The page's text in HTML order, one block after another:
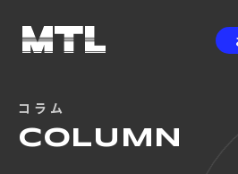
企業情報
コラム
COLUMN